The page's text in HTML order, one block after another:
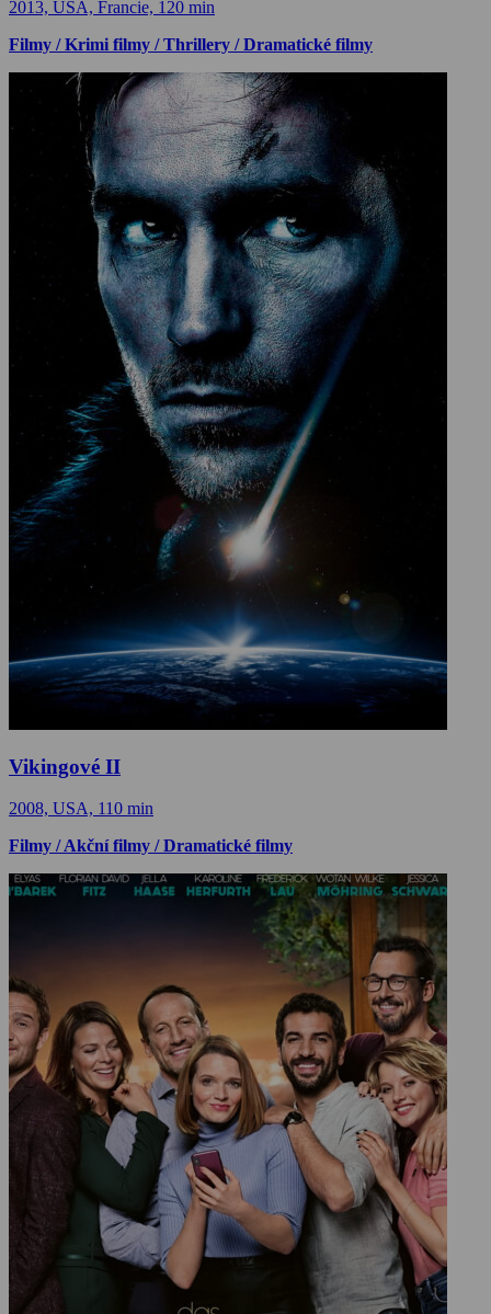
2013, USA, Francie, 120 min
Filmy / Krimi filmy / Thrillery / Dramatické filmy
Vikingové II
2008, USA, 110 min
Filmy / Akční filmy / Dramatické filmy